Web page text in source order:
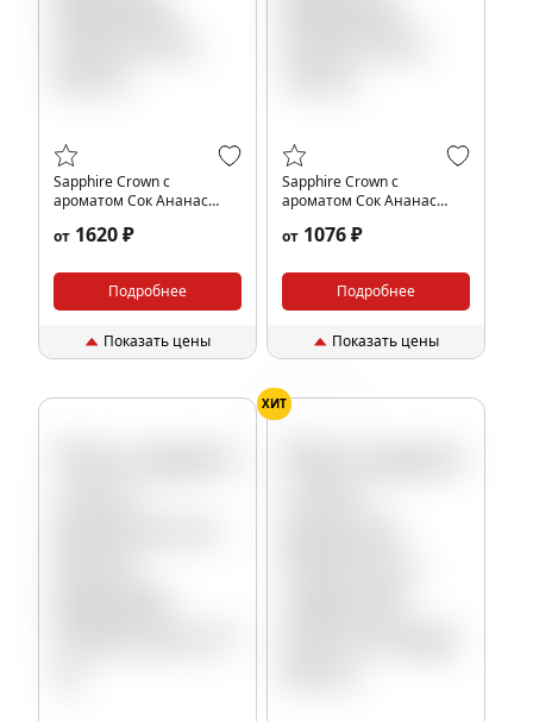
Sapphire Crown с
ароматом Сок Ананас
200 гр.
от 1620 ₽
Подробнее
Показать цены
Sapphire Crown с
ароматом Сок Ананас
100 гр.
от 1076 ₽
Подробнее
Показать цены
ХИТ